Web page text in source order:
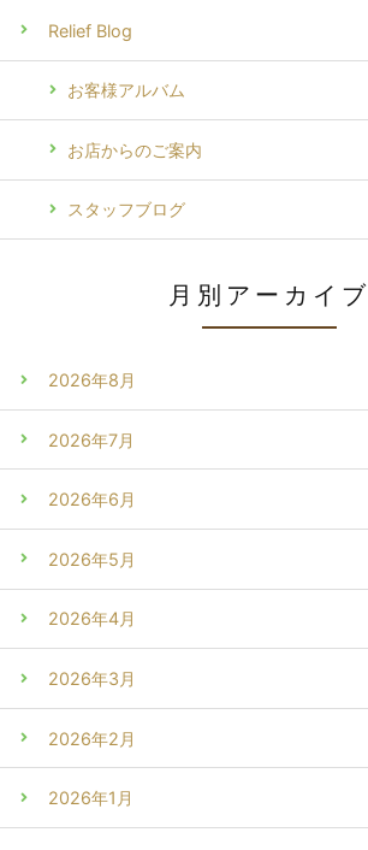
Relief Blog
お客様アルバム
お店からのご案内
スタッフブログ
月別アーカイブ
2026年8月
2026年7月
2026年6月
2026年5月
2026年4月
2026年3月
2026年2月
2026年1月